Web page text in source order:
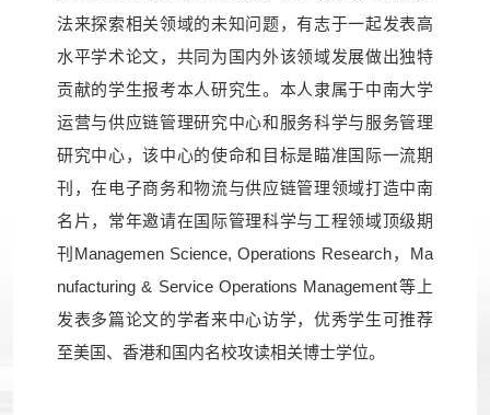
法来探索相关领域的未知问题，有志于一起发表高
水平学术论文，共同为国内外该领域发展做出独特
贡献的学生报考本人研究生。本人隶属于中南大学
运营与供应链管理研究中心和服务科学与服务管理
研究中心，该中心的使命和目标是瞄准国际一流期
刊，在电子商务和物流与供应链管理领域打造中南
名片，常年邀请在国际管理科学与工程领域顶级期
刊Managemen Science, Operations Research，Ma
nufacturing & Service Operations Management等上
发表多篇论文的学者来中心访学，优秀学生可推荐
至美国、香港和国内名校攻读相关博士学位。